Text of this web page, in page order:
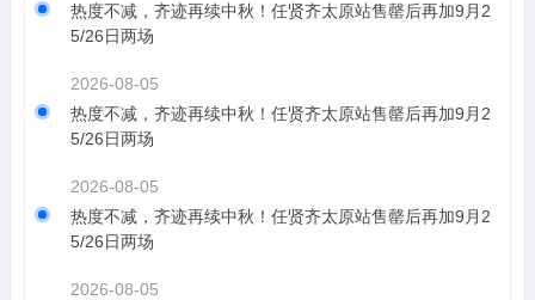
热度不减，齐迹再续中秋！任贤齐太原站售罄后再加9月2
5/26日两场
2026-08-05
热度不减，齐迹再续中秋！任贤齐太原站售罄后再加9月2
5/26日两场
2026-08-05
热度不减，齐迹再续中秋！任贤齐太原站售罄后再加9月2
5/26日两场
2026-08-05